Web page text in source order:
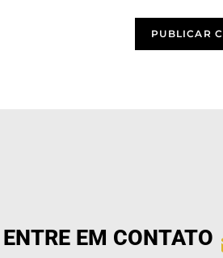
ENTRE EM CONTATO